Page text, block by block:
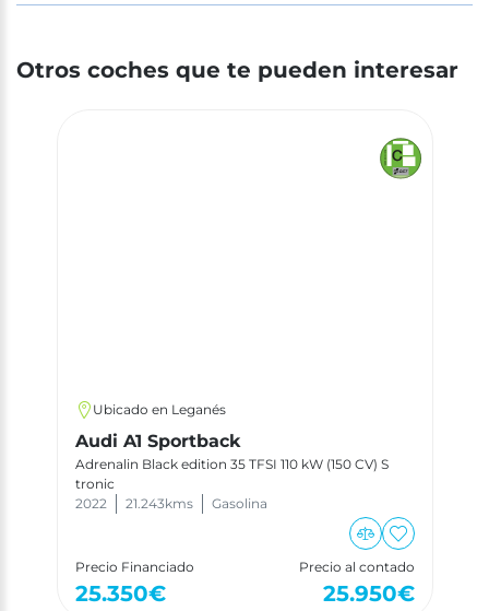
Otros coches que te pueden interesar
Ubicado en Leganés
Audi A1 Sportback
Adrenalin Black edition 35 TFSI 110 kW (150 CV) S
tronic
2022
21.243kms Gasolina
Precio Financiado
25.350€
Precio al contado
25.950€